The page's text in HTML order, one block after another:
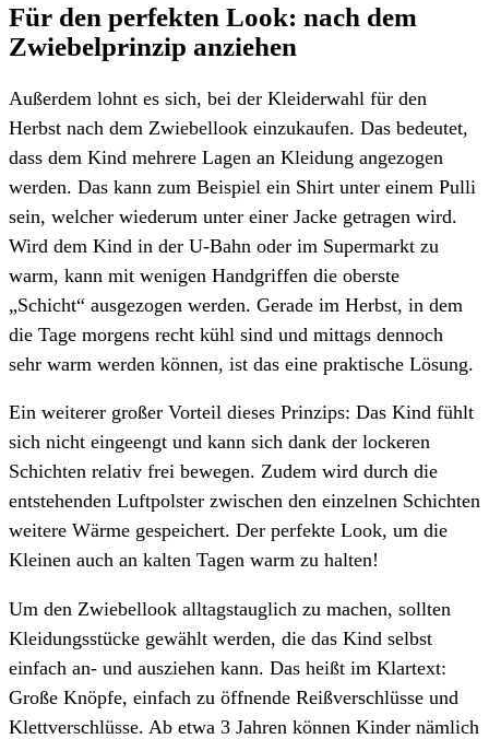
Für den perfekten Look: nach dem
Zwiebelprinzip anziehen
Außerdem lohnt es sich, bei der Kleiderwahl für den
Herbst nach dem Zwiebellook einzukaufen. Das bedeutet,
dass dem Kind mehrere Lagen an Kleidung angezogen
werden. Das kann zum Beispiel ein Shirt unter einem Pulli
sein, welcher wiederum unter einer Jacke getragen wird.
Wird dem Kind in der U-Bahn oder im Supermarkt zu
warm, kann mit wenigen Handgriffen die oberste
„Schicht“ ausgezogen werden. Gerade im Herbst, in dem
die Tage morgens recht kühl sind und mittags dennoch
sehr warm werden können, ist das eine praktische Lösung.
Ein weiterer großer Vorteil dieses Prinzips: Das Kind fühlt
sich nicht eingeengt und kann sich dank der lockeren
Schichten relativ frei bewegen. Zudem wird durch die
entstehenden Luftpolster zwischen den einzelnen Schichten
weitere Wärme gespeichert. Der perfekte Look, um die
Kleinen auch an kalten Tagen warm zu halten!
Um den Zwiebellook alltagstauglich zu machen, sollten
Kleidungsstücke gewählt werden, die das Kind selbst
einfach an- und ausziehen kann. Das heißt im Klartext:
Große Knöpfe, einfach zu öffnende Reißverschlüsse und
Klettverschlüsse. Ab etwa 3 Jahren können Kinder nämlich